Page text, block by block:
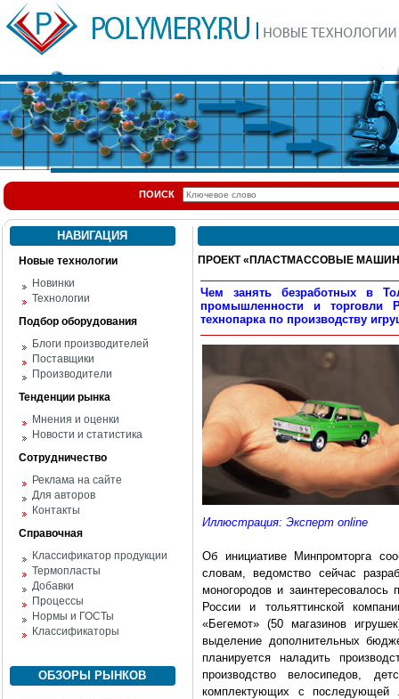
ПОИСК
НАВИГАЦИЯ
Новые технологии
Новинки
Технологии
Подбор оборудования
Блоги производителей
Поставщики
Производители
Тенденции рынка
Мнения и оценки
Новости и статистика
Сотрудничество
Реклама на сайте
Для авторов
Контакты
Справочная
Классификатор продукции
Термопласты
Добавки
Процессы
Нормы и ГОСТы
Классификаторы
ОБЗОРЫ РЫНКОВ
ПРОЕКТ «ПЛАСТМАССОВЫЕ
Чем занять безработных в
промышленности и торговли
технопарка по производству
Иллюстрация: Эксперт online
Об инициативе Минпромторга
словам, ведомство сейчас
моногородов и заинтересовалось
России и тольяттинской
«Бегемот» (50 магазинов
выделение дополнительных
планируется наладить
производство велосипедов,
комплектующих с последующей